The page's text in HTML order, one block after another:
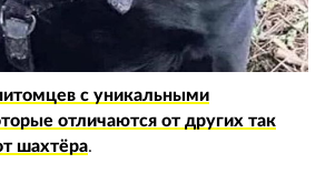
с уникальными
отличаются от других так
шахтёра.